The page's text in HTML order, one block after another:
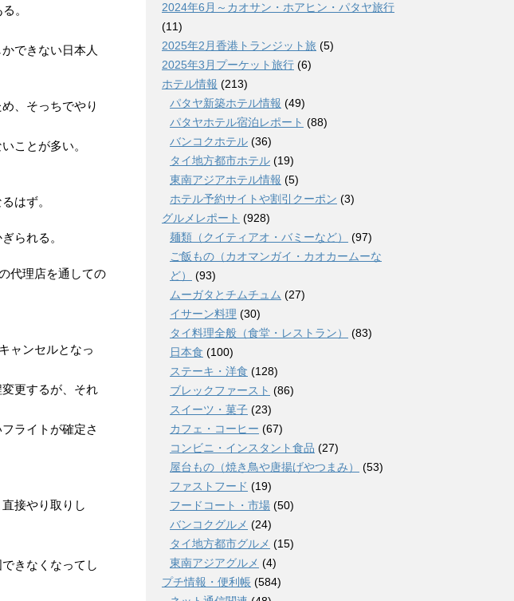
。
できない日本人
、そっちでやり
ことが多い。
はず。
られる。
代理店を通しての
ャンセルとなっ
更するが、それ
ライトが確定さ
接やり取りし
きなくなってし
2024年6月～カオサン・ホアヒン・パタヤ旅行
(11)
2025年2月香港トランジット旅 (5)
2025年3月プーケット旅行 (6)
ホテル情報 (213)
パタヤ新築ホテル情報 (49)
パタヤホテル宿泊レポート (88)
バンコクホテル (36)
タイ地方都市ホテル (19)
東南アジアホテル情報 (5)
ホテル予約サイトや割引クーポン (3)
グルメレポート (928)
麺類（クイティアオ・バミーなど）
(97)
ご飯もの（カオマンガイ・カオカームーな
ど）
(93)
ムーガタとチムチュム (27)
イサーン料理 (30)
タイ料理全般（食堂・レストラン）
(83)
日本食 (100)
ステーキ・洋食 (128)
ブレックファースト (86)
スイーツ・菓子 (23)
カフェ・コーヒー (67)
コンビニ・インスタント食品 (27)
屋台もの（焼き鳥や唐揚げやつまみ）
(53)
ファストフード (19)
フードコート・市場 (50)
バンコクグルメ (24)
タイ地方都市グルメ (15)
東南アジアグルメ (4)
プチ情報・便利帳 (584)